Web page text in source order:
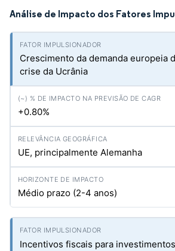
Análise de Impacto dos Fatores
Crescimento da demanda europeia
crise da Ucrânia
+0.80%
UE, principalmente Alemanha
Médio prazo (2-4 anos)
Incentivos fiscais para